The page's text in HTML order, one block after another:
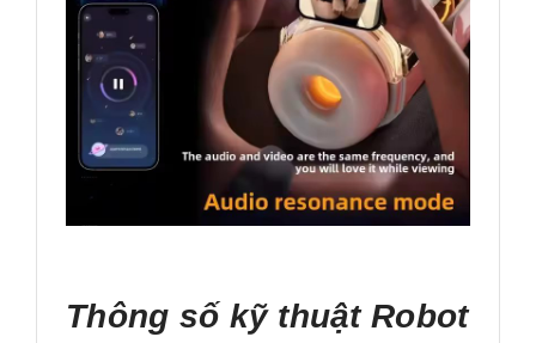
Thông số kỹ thuật Robot